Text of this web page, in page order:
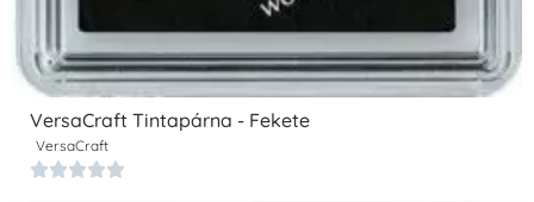
VersaCraft Tintapárna - Fekete
VersaCraft
